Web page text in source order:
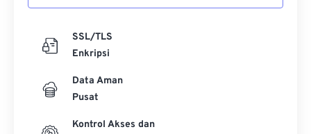
SSL/TLS
Enkripsi
Data Aman
Pusat
Kontrol Akses dan